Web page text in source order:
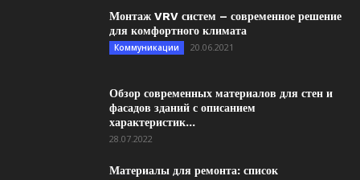
Монтаж VRV систем – современное решение
для комфортного климата
Коммуникации 20.06.2021
Обзор современных материалов для стен и
фасадов зданий с описанием
характеристик...
28.07.2022
Материалы для ремонта: список